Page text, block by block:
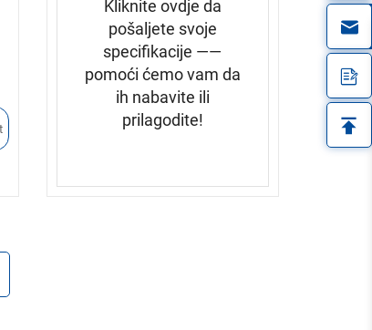
railings, automotive parts,
furniture structures, and more.
Kliknite ovdje da
pošaljete svoje
specifikacije ——
pomoći ćemo vam da
ih nabavite ili
prilagodite!